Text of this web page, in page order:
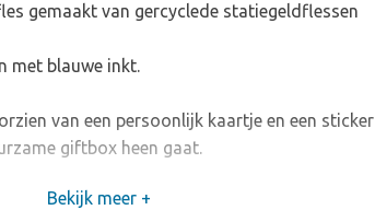
gemaakt van gercyclede statiegeldflessen
met blauwe inkt.
van een persoonlijk kaartje en een sticker
giftbox heen gaat.
Bekijk meer +